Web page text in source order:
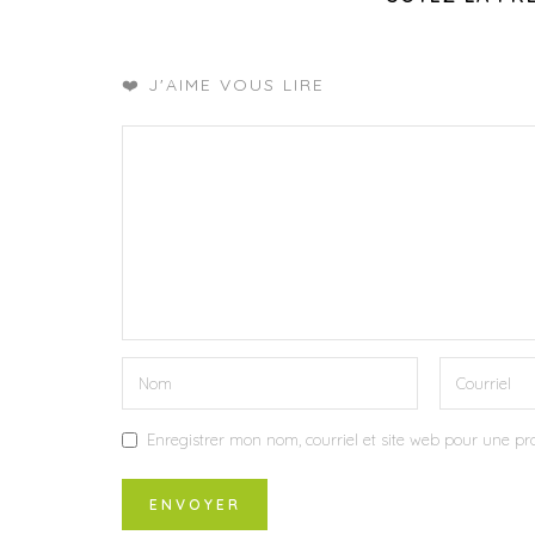
❤️ J'AIME VOUS LIRE
Enregistrer mon nom, courriel et site web pour une